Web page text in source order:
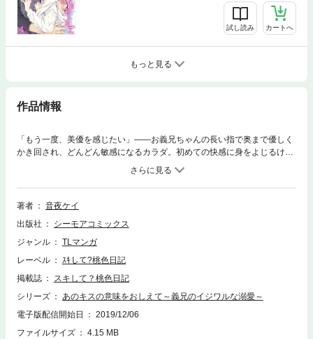
試し読み カートへ
もっと見る
作品情報
「もう一度、美優を感じたい」――お義兄ちゃんの長い指で奥まで優しく
かき回され、どんどん敏感になるカラダ。初めての快感に身をよじるけ
ど、彼の熱に溶かされ、もう何も考えられない…！2年前、不意にキスを
してしまってから、「義兄妹」という関係を壊さないように、ずっと想い
を抑えてきたのに…こんなこと、どうしてするの…？ダメだと思うほど、
気持ちは溢れていく。ひとつ屋根の下、禁断のこの関係はふたりだけの秘
著者
音夜ケイ
出版社
シーモアコミックス
ジャンル
TLマンガ
レーベル
ｽｷして?桃色日記
掲載誌
スキして？桃色日記
シリーズ
あのキスの意味をおしえて～義兄のイジワルな溺愛～
電子版配信開始日
2019/12/06
ファイルサイズ
4.15 MB